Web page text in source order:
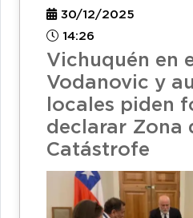
30/12/2025
14:26
Vichuquén en
Vodanovic y
locales piden
declarar Zona
Catástrofe